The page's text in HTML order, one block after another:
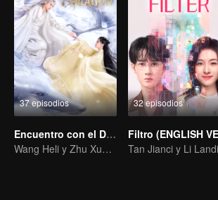
37 episodios
Encuentro con el Dragón
Wang Heli y Zhu Xudan interpretan el amor de cuatro vidas.
32 episodios